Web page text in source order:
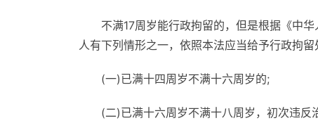
不满17周岁能行政拘留的，但是根据《中
人有下列情形之一，依照本法应当给予行政拘留
(一)已满十四周岁不满十六周岁的;
(二)已满十六周岁不满十八周岁，初次违反